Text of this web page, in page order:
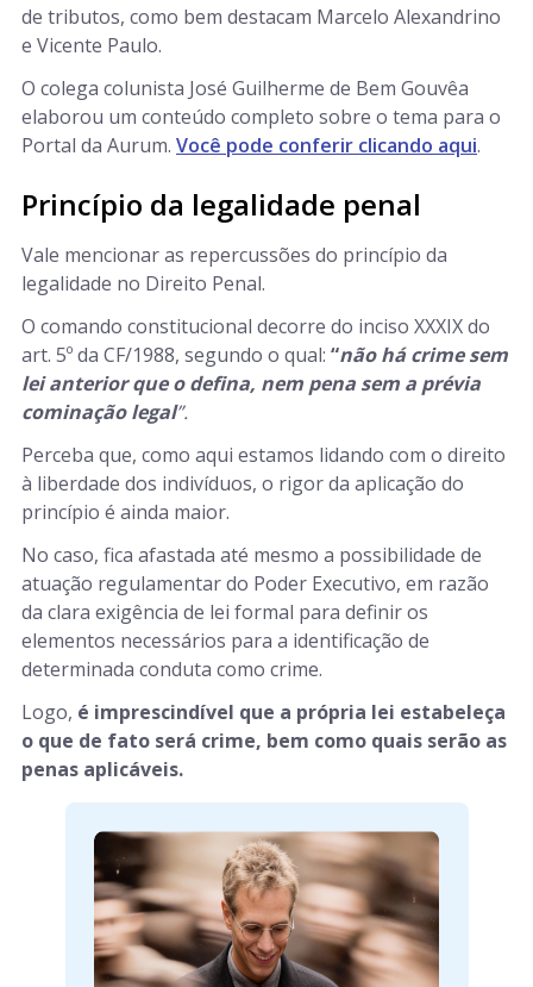
de tributos, como bem destacam Marcelo Alexandrino
e Vicente Paulo.
O colega colunista José Guilherme de Bem Gouvêa
elaborou um conteúdo completo sobre o tema para o
Portal da Aurum. Você pode conferir clicando aqui.
Princípio da legalidade penal
Vale mencionar as repercussões do princípio da
legalidade no Direito Penal.
O comando constitucional decorre do inciso XXXIX do
art. 5º da CF/1988, segundo o qual: “não há crime sem
lei anterior que o defina, nem pena sem a prévia
cominação legal”.
Perceba que, como aqui estamos lidando com o direito
à liberdade dos indivíduos, o rigor da aplicação do
princípio é ainda maior.
No caso, fica afastada até mesmo a possibilidade de
atuação regulamentar do Poder Executivo, em razão
da clara exigência de lei formal para definir os
elementos necessários para a identificação de
determinada conduta como crime.
Logo, é imprescindível que a própria lei estabeleça
o que de fato será crime, bem como quais serão as
penas aplicáveis.